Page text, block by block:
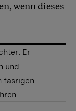
wenn dieses
Er
und
fasrigen